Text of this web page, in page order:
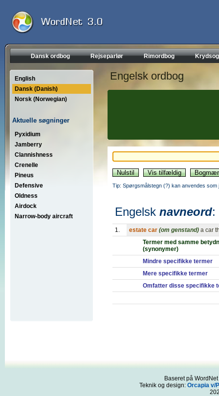
Dansk ordbog Rejseparlør Rimordbog
English
Dansk (Danish)
Norsk (Norwegian)
Aktuelle søgninger
Pyxidium
Jamberry
Clannishness
Crenelle
Pineus
Defensive
Oldness
Airdock
Narrow-body aircraft
Engelsk ordbog
Tip: Spørgsmålstegn (?) kan anvendes
Engelsk navneord:
1. estate car (om genstand) a car
Termer med samme
(synonymer)
Mindre specifikke termer
Mere specifikke termer
Omfatter disse specifikke
Baseret på
Teknik og design: Orcapia v/